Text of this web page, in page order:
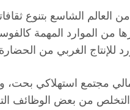
الشاسع بتنوع
من الموارد المهمة
الغربي من
مجتمع استهلاكي
من بعض الوظائف